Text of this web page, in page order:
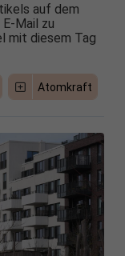
auf dem
Mail zu
mit diesem Tag
Atomkraft